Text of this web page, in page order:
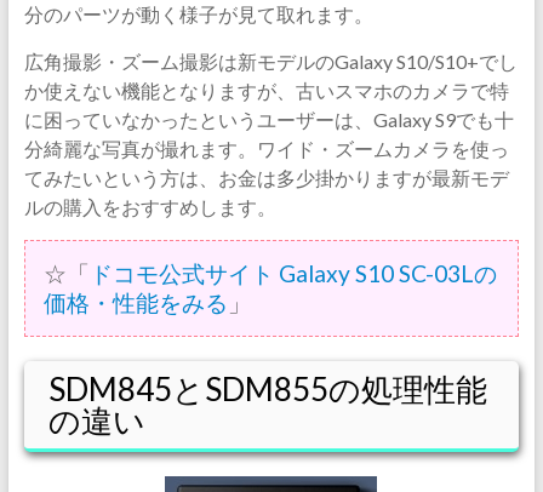
分のパーツが動く様子が見て取れます。
広角撮影・ズーム撮影は新モデルのGalaxy S10/S10+でし
か使えない機能となりますが、古いスマホのカメラで特
に困っていなかったというユーザーは、Galaxy S9でも十
分綺麗な写真が撮れます。ワイド・ズームカメラを使っ
てみたいという方は、お金は多少掛かりますが最新モデ
ルの購入をおすすめします。
☆「 ドコモ公式サイト Galaxy S10 SC-03Lの
価格・性能をみる 」
SDM845とSDM855の処理性能
の違い